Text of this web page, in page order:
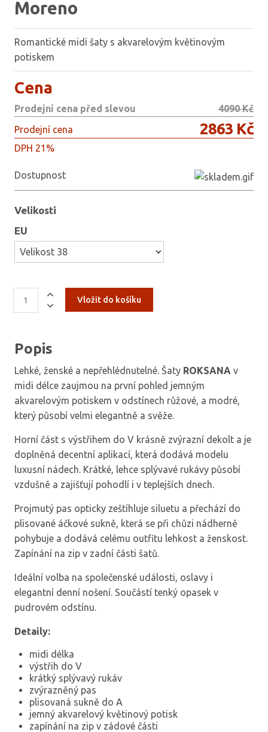
Moreno
Romantické midi šaty s akvarelovým květinovým
potiskem
Cena
Prodejní cena před slevou
4090 Kč
Prodejní cena
2863 Kč
DPH 21%
Dostupnost
Velikosti
EU
Popis
Lehké, ženské a nepřehlédnutelné. Šaty ROKSANA v
midi délce zaujmou na první pohled jemným
akvarelovým potiskem v odstínech růžové, a modré,
který působí velmi elegantně a svěže.
Horní část s výstřihem do V krásně zvýrazní dekolt a je
doplněná decentní aplikací, která dodává modelu
luxusní nádech. Krátké, lehce splývavé rukávy působí
vzdušně a zajišťují pohodlí i v teplejších dnech.
Projmutý pas opticky zeštíhluje siluetu a přechází do
plisované áčkové sukně, která se při chůzi nádherně
pohybuje a dodává celému outfitu lehkost a ženskost.
Zapínání na zip v zadní části šatů.
Ideální volba na společenské události, oslavy i
elegantní denní nošení. Součástí tenký opasek v
pudrovém odstínu.
Detaily:
midi délka
výstřih do V
krátký splývavý rukáv
zvýrazněný pas
plisovaná sukně do A
jemný akvarelový květinový potisk
zapínání na zip v zádové části